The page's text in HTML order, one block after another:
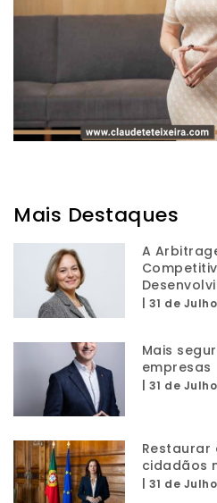
Mais Destaques
A
31 de
Mais
empresas
31 de
cidadãos
31 de